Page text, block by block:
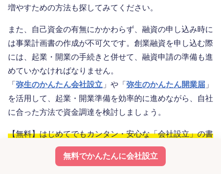
無料でかんたんに会社設立
増やすための方法も探してみてください。
また、自己資金の有無にかかわらず、融資の申し込み時に
は事業計画書の作成が不可欠です。創業融資を申し込む際
には、起業・開業の手続きと併せて、融資申請の準備も進
めていかなければなりません。
「 弥生のかんたん会社設立 」や「 弥生のかんたん開業届 」
を活用して、起業・開業準備を効率的に進めながら、自社
に合った方法で資金調達を検討しましょう。
【無料】はじめてでもカンタン・安心な「会社設立」の書
類作成はこちらをクリック